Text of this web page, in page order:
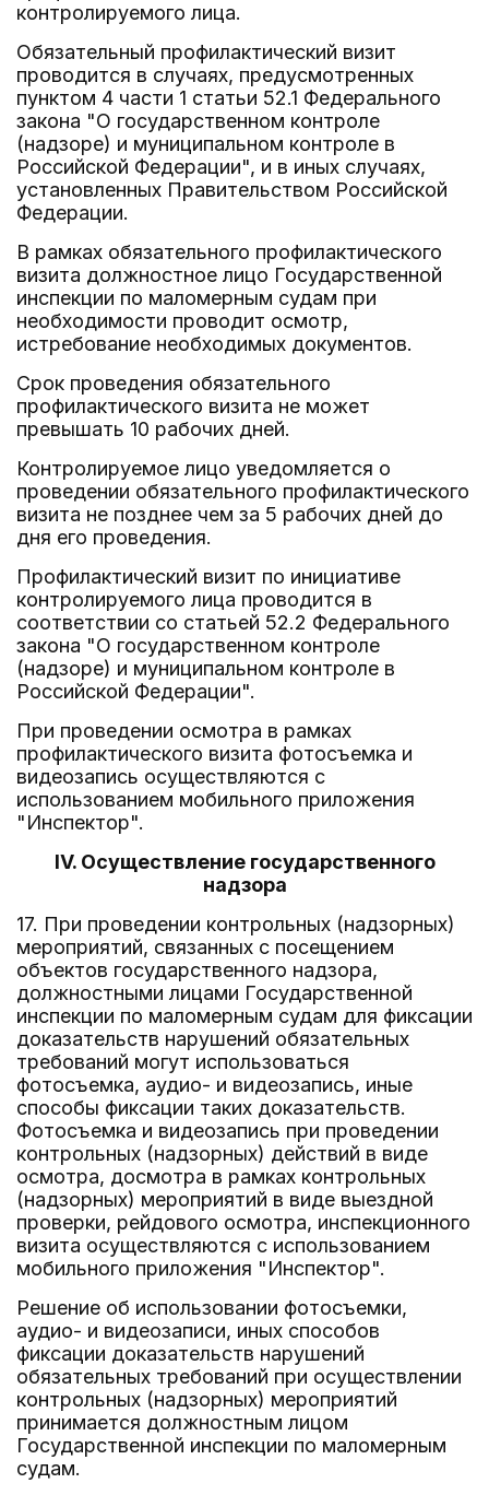
контролируемого лица.
Обязательный профилактический визит
проводится в случаях, предусмотренных
пунктом 4 части 1 статьи 52.1 Федерального
закона "О государственном контроле
(надзоре) и муниципальном контроле в
Российской Федерации", и в иных случаях,
установленных Правительством Российской
Федерации.
В рамках обязательного профилактического
визита должностное лицо Государственной
инспекции по маломерным судам при
необходимости проводит осмотр,
истребование необходимых документов.
Срок проведения обязательного
профилактического визита не может
превышать 10 рабочих дней.
Контролируемое лицо уведомляется о
проведении обязательного профилактического
визита не позднее чем за 5 рабочих дней до
дня его проведения.
Профилактический визит по инициативе
контролируемого лица проводится в
соответствии со статьей 52.2 Федерального
закона "О государственном контроле
(надзоре) и муниципальном контроле в
Российской Федерации".
При проведении осмотра в рамках
профилактического визита фотосъемка и
видеозапись осуществляются с
использованием мобильного приложения
"Инспектор".
IV. Осуществление государственного
надзора
17. При проведении контрольных (надзорных)
мероприятий, связанных с посещением
объектов государственного надзора,
должностными лицами Государственной
инспекции по маломерным судам для фиксации
доказательств нарушений обязательных
требований могут использоваться
фотосъемка, аудио- и видеозапись, иные
способы фиксации таких доказательств.
Фотосъемка и видеозапись при проведении
контрольных (надзорных) действий в виде
осмотра, досмотра в рамках контрольных
(надзорных) мероприятий в виде выездной
проверки, рейдового осмотра, инспекционного
визита осуществляются с использованием
мобильного приложения "Инспектор".
Решение об использовании фотосъемки,
аудио- и видеозаписи, иных способов
фиксации доказательств нарушений
обязательных требований при осуществлении
контрольных (надзорных) мероприятий
принимается должностным лицом
Государственной инспекции по маломерным
судам.